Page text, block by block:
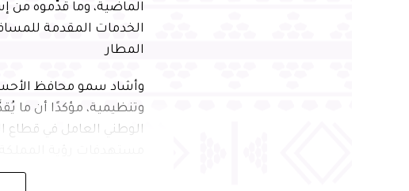
الماضية، وما قدّموه من
الخدمات المقدمة
المطار
وأشاد سمو محافظ
وتنظيمية، مؤكدًا أن ما
الوطني العامل في قطاع